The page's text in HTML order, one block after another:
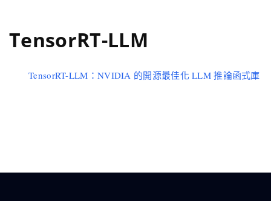
TensorRT-LLM
TensorRT-LLM：NVIDIA 的開源最佳化 LLM 推論函式庫